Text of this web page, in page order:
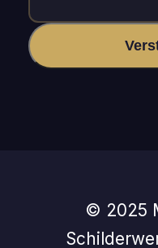
© 2025